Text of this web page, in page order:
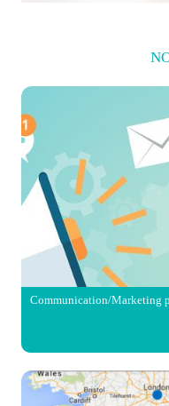
Communication/Marketing